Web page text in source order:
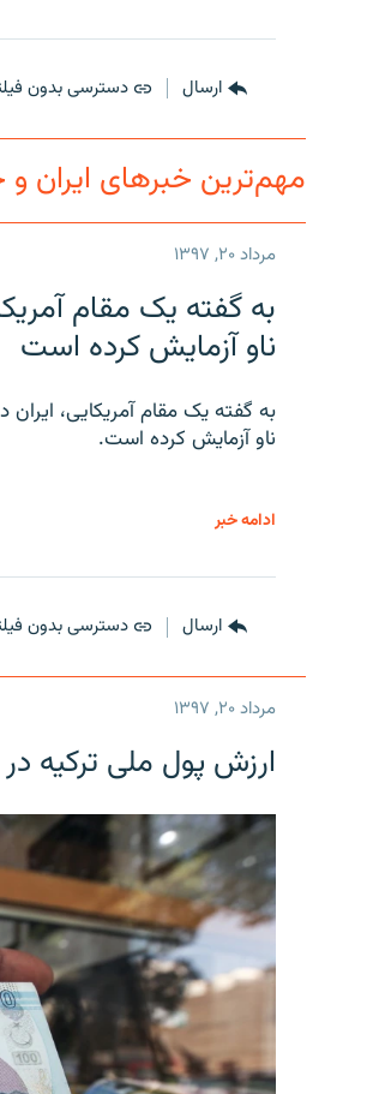
ارسال دسترسی بدون
مهم‌ترین خبرهای ایران
مرداد ۲۰, ۱۳۹۷
به گفته یک مقام
ناو آزمایش کرده است
به گفته یک مقام آمریکایی،
ناو آزمایش کرده است.
ادامه خبر
ارسال دسترسی بدون
مرداد ۲۰, ۱۳۹۷
ارزش پول ملی ترکیه در برابر